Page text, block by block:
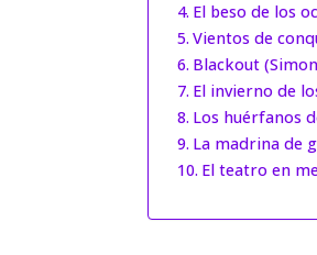
El beso de los
Vientos de
Blackout
El invierno de
Los huérfanos
La madrina de
El teatro en